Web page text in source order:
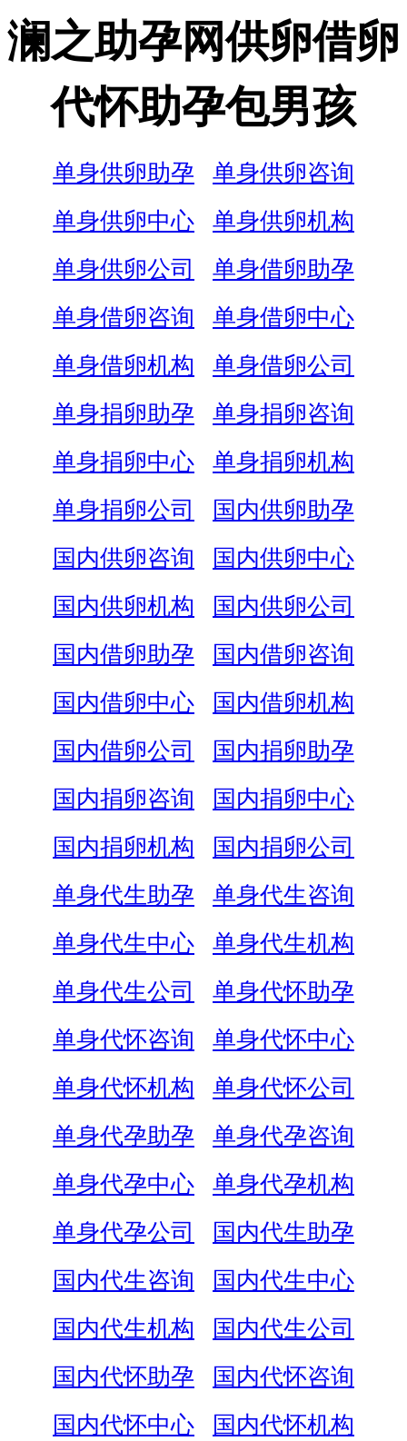
澜之助孕网供卵借卵
代怀助孕包男孩
单身供卵助孕
单身供卵咨询
单身供卵中心
单身供卵机构
单身供卵公司
单身借卵助孕
单身借卵咨询
单身借卵中心
单身借卵机构
单身借卵公司
单身捐卵助孕
单身捐卵咨询
单身捐卵中心
单身捐卵机构
单身捐卵公司
国内供卵助孕
国内供卵咨询
国内供卵中心
国内供卵机构
国内供卵公司
国内借卵助孕
国内借卵咨询
国内借卵中心
国内借卵机构
国内借卵公司
国内捐卵助孕
国内捐卵咨询
国内捐卵中心
国内捐卵机构
国内捐卵公司
单身代生助孕
单身代生咨询
单身代生中心
单身代生机构
单身代生公司
单身代怀助孕
单身代怀咨询
单身代怀中心
单身代怀机构
单身代怀公司
单身代孕助孕
单身代孕咨询
单身代孕中心
单身代孕机构
单身代孕公司
国内代生助孕
国内代生咨询
国内代生中心
国内代生机构
国内代生公司
国内代怀助孕
国内代怀咨询
国内代怀中心
国内代怀机构